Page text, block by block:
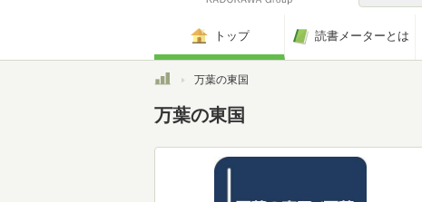
トップ 読書メーターとは
トップ万葉の東国
万葉の東国